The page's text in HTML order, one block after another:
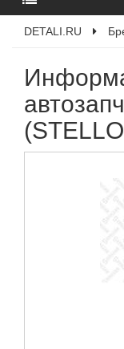
DETALI.RU